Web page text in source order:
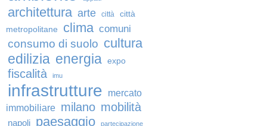
architettura arte città
città
metropolitane
clima comuni
consumo di suolo cultura
edilizia energia expo
fiscalità imu
infrastrutture
mercato
immobiliare milano mobilità
napoli paesaggio partecipazione